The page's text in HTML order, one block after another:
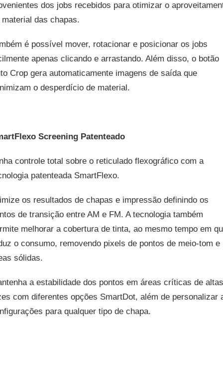
dos jobs recebidos para otimizar o
material das chapas.
é possível mover, rotacionar e posicionar os jobs
apenas clicando e arrastando. Além disso, o botão
Crop gera automaticamente imagens de saída que
o desperdício de material.
Screening Patenteado
controle total sobre o reticulado flexográfico com a
patenteada SmartFlexo.
os resultados de chapas e impressão definindo os
de transição entre AM e FM. A tecnologia também
melhorar a cobertura de tinta, ao mesmo tempo em
o consumo, removendo pixels de pontos de meio-tom e
sólidas.
a estabilidade dos pontos em áreas críticas de altas
com diferentes opções SmartDot, além de personalizar
para qualquer tipo de chapa.